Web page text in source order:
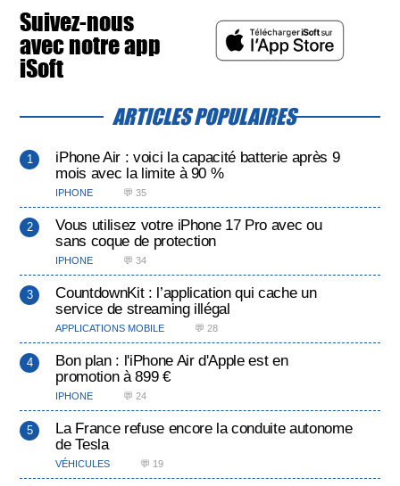
Suivez-nous
avec notre app
iSoft
ARTICLES POPULAIRES
iPhone Air : voici la capacité batterie après 9
mois avec la limite à 90 %
IPHONE 💬 35
Vous utilisez votre iPhone 17 Pro avec ou
sans coque de protection
IPHONE 💬 34
CountdownKit : l’application qui cache un
service de streaming illégal
APPLICATIONS MOBILE 💬 28
Bon plan : l'iPhone Air d'Apple est en
promotion à 899 €
IPHONE 💬 24
La France refuse encore la conduite autonome
de Tesla
VÉHICULES 💬 19